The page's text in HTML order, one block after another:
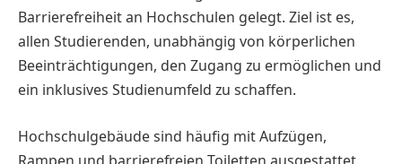
Barrierefreiheit an Hochschulen gelegt. Ziel ist es,
allen Studierenden, unabhängig von körperlichen
Beeinträchtigungen, den Zugang zu ermöglichen und
ein inklusives Studienumfeld zu schaffen.
Hochschulgebäude sind häufig mit Aufzügen,